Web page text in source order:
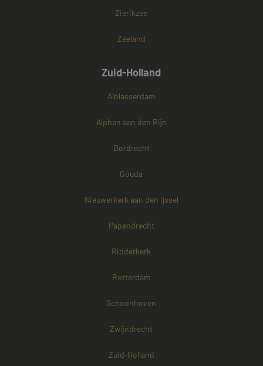
Zierikzee
Zeeland
Zuid-Holland
Alblasserdam
Alphen aan den Rijn
Dordrecht
Gouda
Nieuwerkerk aan den Ijssel
Papendrecht
Ridderkerk
Rotterdam
Schoonhoven
Zwijndrecht
Zuid-Holland